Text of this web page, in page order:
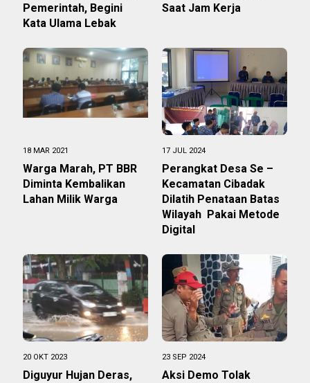
Pemerintah, Begini
Kata Ulama Lebak
Saat Jam Kerja
18 MAR 2021
Warga Marah, PT BBR
Diminta Kembalikan
Lahan Milik Warga
17 JUL 2024
Perangkat Desa Se –
Kecamatan Cibadak
Dilatih Penataan Batas
Wilayah Pakai Metode
Digital
20 OKT 2023
Diguyur Hujan Deras,
23 SEP 2024
Aksi Demo Tolak